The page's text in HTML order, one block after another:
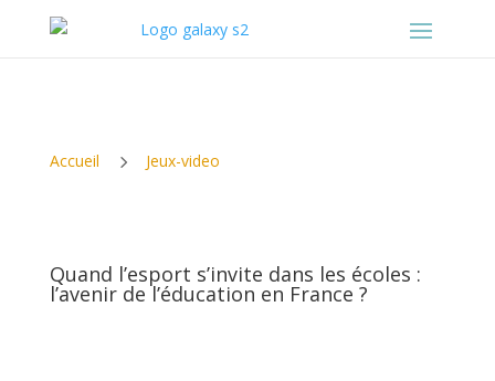
Accueil 5 Jeux-video
Quand l’esport s’invite dans les écoles :
l’avenir de l’éducation en France ?